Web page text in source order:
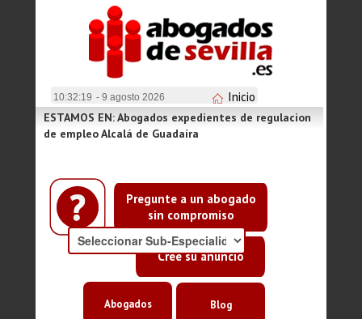
10:32:19 - 9 agosto 2026 Inicio
Pregunte a un abogado
sin compromiso
Cree su anuncio
ESTAMOS EN: Abogados expedientes de regulacion
de empleo Alcalá de Guadaíra
Abogados Blog